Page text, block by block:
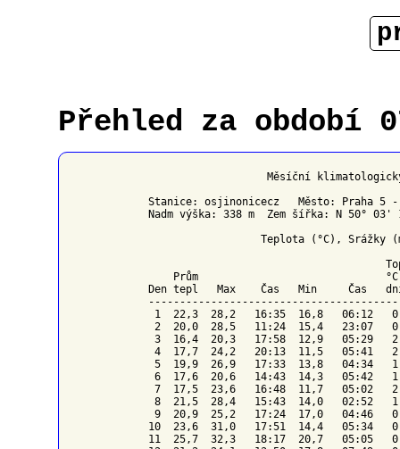
Přehled za období
Měsíční
Stanice: osjinonicecz   Město: Praha 5
Nadm výška: 338 m  Zem šířka: N 50°
Teplota (°C), Srážky
Prům
Den tepl   Max    Čas   Min     Čas
1  22,3  28,2   16:35  16,8   06:12
2  20,0  28,5   11:24  15,4   23:07
3  16,4  20,3   17:58  12,9   05:29
4  17,7  24,2   20:13  11,5   05:41
5  19,9  26,9   17:33  13,8   04:34
6  17,6  20,6   14:43  14,3   05:42
7  17,5  23,6   16:48  11,7   05:02
8  21,5  28,4   15:43  14,0   02:52
9  20,9  25,2   17:24  17,0   04:46
10  23,6  31,0   17:51  14,4   05:34
11  25,7  32,3   18:17  20,7   05:05